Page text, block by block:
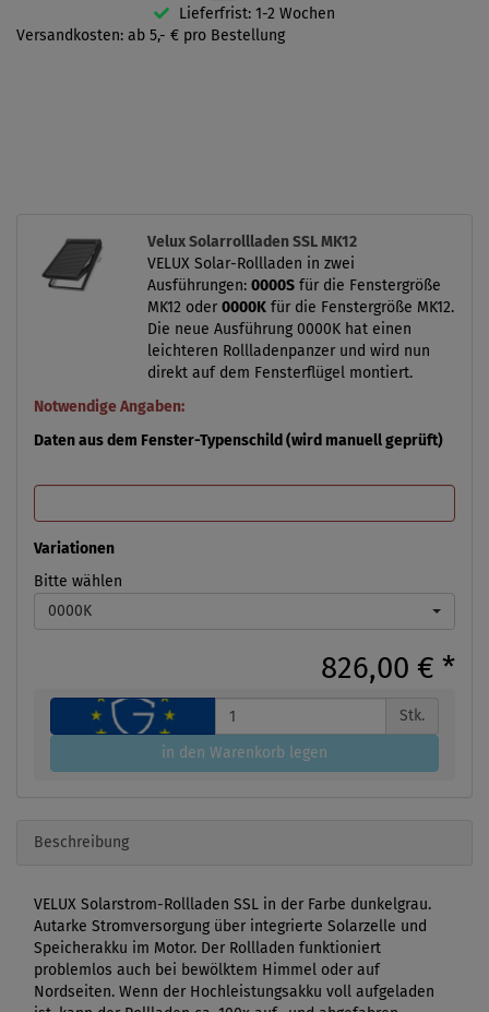
Lieferfrist: 1-2 Wochen
Versandkosten: ab 5,- € pro Bestellung
Velux Solarrollladen SSL MK12
VELUX Solar-Rollladen in zwei
Ausführungen: 0000S für die Fenstergröße
MK12 oder 0000K für die Fenstergröße MK12.
Die neue Ausführung 0000K hat einen
leichteren Rollladenpanzer und wird nun
direkt auf dem Fensterflügel montiert.
Notwendige Angaben:
Daten aus dem Fenster-Typenschild (wird manuell geprüft)
Variationen
Bitte wählen
0000K
826,00 € *
Stk.
in den Warenkorb legen
Beschreibung
VELUX Solarstrom-Rollladen SSL in der Farbe dunkelgrau.
Autarke Stromversorgung über integrierte Solarzelle und
Speicherakku im Motor. Der Rollladen funktioniert
problemlos auch bei bewölktem Himmel oder auf
Nordseiten. Wenn der Hochleistungsakku voll aufgeladen